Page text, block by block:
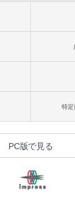
特定
PC版で見る